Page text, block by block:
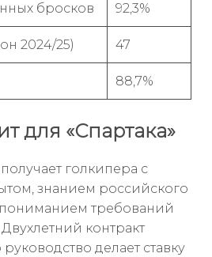
бросков 92,3%
2024/25) 47
88,7%
для «Спартака»
голкипера с
знанием российского
требований
контракт
делает ставку